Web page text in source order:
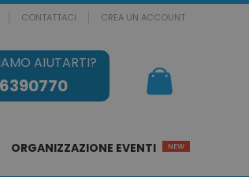
CONTATTACI CREA UN ACCOUNT
AIUTARTI?
ORGANIZZAZIONE EVENTI NEW